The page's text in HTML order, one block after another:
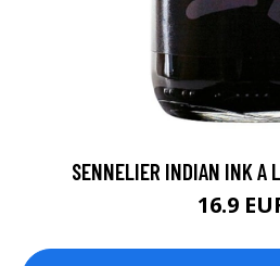
SENNELIER INDIAN INK A
16.9